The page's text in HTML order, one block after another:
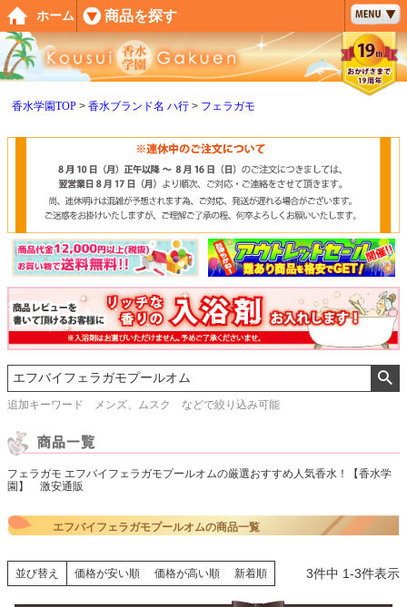
香水学園TOP 香水ブランド名 ハ行 フェラガモ
追加キーワード メンズ、ムスク などで絞り込み可能
フェラガモ エフバイフェラガモプールオムの厳選おすすめ人気香水！【香水学
園】 激安通販
エフバイフェラガモプールオムの商品一覧
並び替え 価格が安い順 価格が高い順 新着順 3件中 1-3件表示
ペー
ジト
ップ
へ
ホーム 商品を探す